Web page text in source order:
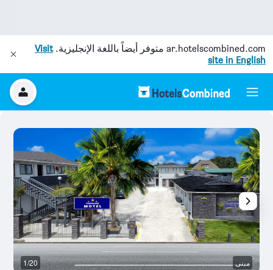
ar.hotelscombined.com متوفر أيضاً باللغة الإنجليزية.Visit
site in English
مبنى 1/20